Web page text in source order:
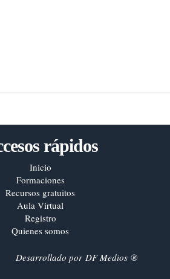
rápidos
Inicio
Formaciones
Recursos gratuitos
Aula Virtual
Registro
Quienes somos
Desarrollado por DF Medios®